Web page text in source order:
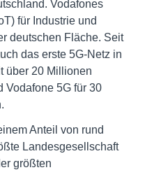
Vodafones
für Industrie und
deutschen Fläche. Seit
das erste 5G-Netz in
über 20 Millionen
Vodafone 5G für 30
Anteil von rund
Landesgesellschaft
größten